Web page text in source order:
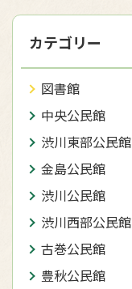
カテゴリー
図書館
中央公民館
渋川東部公民館
金島公民館
渋川公民館
渋川西部公民館
古巻公民館
豊秋公民館